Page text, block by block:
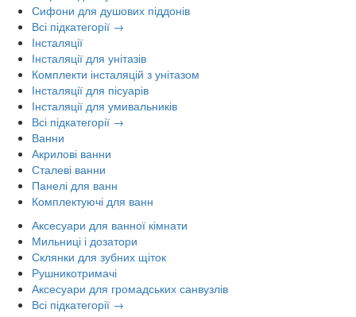
Сифони для душових піддонів
Всі підкатегорії →
Інсталяції
Інсталяції для унітазів
Комплекти інсталяцій з унітазом
Інсталяції для пісуарів
Інсталяції для умивальників
Всі підкатегорії →
Ванни
Акрилові ванни
Сталеві ванни
Панелі для ванн
Комплектуючі для ванн
Аксесуари для ванної кімнати
Мильниці і дозатори
Склянки для зубних щіток
Рушникотримачі
Аксесуари для громадських санвузлів
Всі підкатегорії →